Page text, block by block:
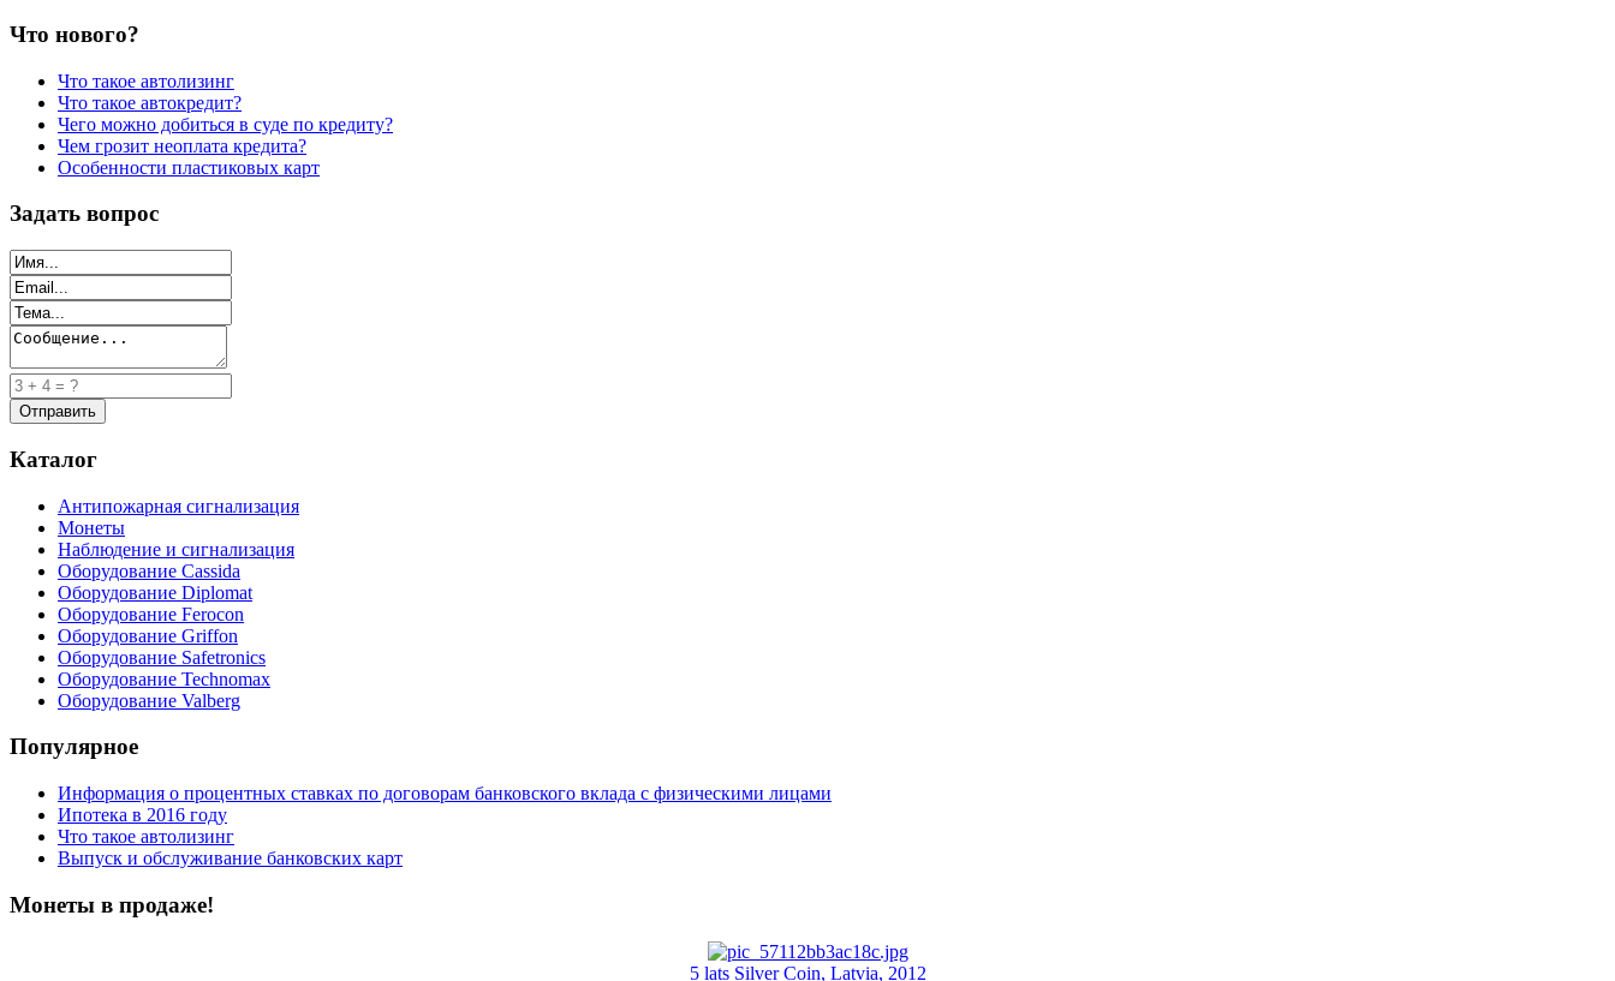
Что нового?
Что такое автолизинг
Что такое автокредит?
Чего можно добиться в суде по кредиту?
Чем грозит неоплата кредита?
Особенности пластиковых карт
Задать вопрос
Каталог
Антипожарная сигнализация
Монеты
Наблюдение и сигнализация
Оборудование Cassida
Оборудование Diplomat
Оборудование Ferocon
Оборудование Griffon
Оборудование Safetronics
Оборудование Technomax
Оборудование Valberg
Популярное
Информация о процентных ставках по договорам банковского вклада с физическими лицами
Ипотека в 2016 году
Что такое автолизинг
Выпуск и обслуживание банковских карт
Монеты в продаже!
5 lats Silver Coin, Latvia, 2012